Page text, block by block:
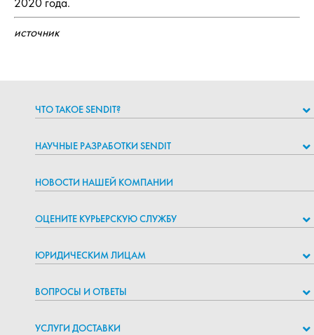
ЧТО ТАКОЕ SENDIT?
НАУЧНЫЕ РАЗРАБОТКИ SENDIT
НОВОСТИ НАШЕЙ КОМПАНИИ
ОЦЕНИТЕ КУРЬЕРСКУЮ СЛУЖБУ
ЮРИДИЧЕСКИМ ЛИЦАМ
ВОПРОСЫ И ОТВЕТЫ
УСЛУГИ ДОСТАВКИ
источник